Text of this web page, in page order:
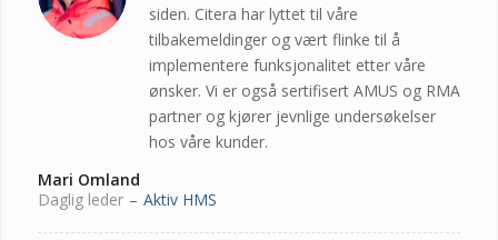
siden. Citera har lyttet til våre
tilbakemeldinger og vært flinke til å
implementere funksjonalitet etter våre
ønsker. Vi er også sertifisert AMUS og RMA
partner og kjører jevnlige undersøkelser
hos våre kunder.
Mari Omland
Daglig leder – Aktiv HMS